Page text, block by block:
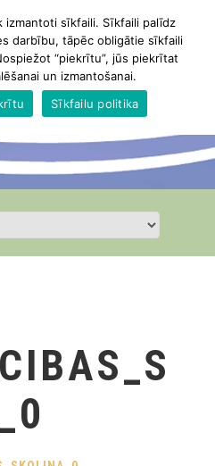
sīkfaili. Sīkfaili palīdz
darbību, tāpēc obligātie sīkfaili
“piekrītu”, jūs piekrītat
un izmantošanai.
Sīkfailu politika